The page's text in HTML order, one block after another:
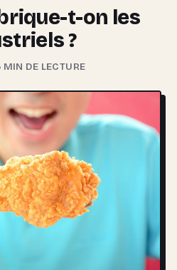
t-on les
?
MIN DE LECTURE